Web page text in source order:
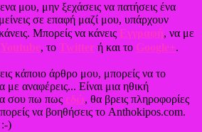
μου, μην ξεχάσεις να πατήσεις ένα
σε επαφή μαζί μου, υπάρχουν
Μπορείς να κάνεις Εγγραφή, να με
Youtube, το Twitter ή και το Google+.
κάποιο άρθρο μου, μπορείς να το
αναφέρεις... Είναι μια ηθική
σου πω πως εδώ, θα βρεις πληροφορίες
να βοηθήσεις το Anthokipos.com.
)